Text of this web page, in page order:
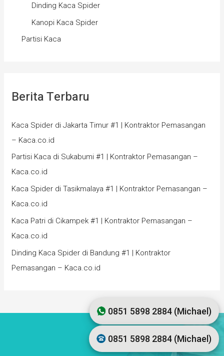
Dinding Kaca Spider
Kanopi Kaca Spider
Partisi Kaca
Berita Terbaru
Kaca Spider di Jakarta Timur #1 | Kontraktor Pemasangan
– Kaca.co.id
Partisi Kaca di Sukabumi #1 | Kontraktor Pemasangan –
Kaca.co.id
Kaca Spider di Tasikmalaya #1 | Kontraktor Pemasangan –
Kaca.co.id
Kaca Patri di Cikampek #1 | Kontraktor Pemasangan –
Kaca.co.id
Dinding Kaca Spider di Bandung #1 | Kontraktor
Pemasangan – Kaca.co.id
0851 5898 2884 (Michael)
0851 5898 2884 (Michael)